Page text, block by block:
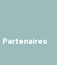
Partenaires